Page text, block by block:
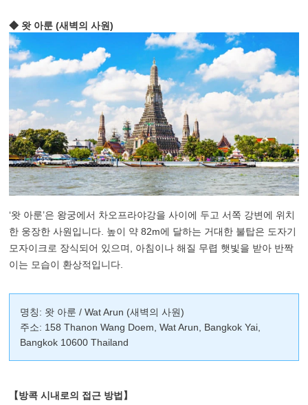
◆ 왓 아룬 (새벽의 사원)
‘왓 아룬’은 왕궁에서 차오프라야강을 사이에 두고 서쪽 강변에 위치
한 웅장한 사원입니다. 높이 약 82m에 달하는 거대한 불탑은 도자기
모자이크로 장식되어 있으며, 아침이나 해질 무렵 햇빛을 받아 반짝
이는 모습이 환상적입니다.
명칭: 왓 아룬 / Wat Arun (새벽의 사원)
주소: 158 Thanon Wang Doem, Wat Arun, Bangkok Yai,
Bangkok 10600 Thailand
【방콕 시내로의 접근 방법】